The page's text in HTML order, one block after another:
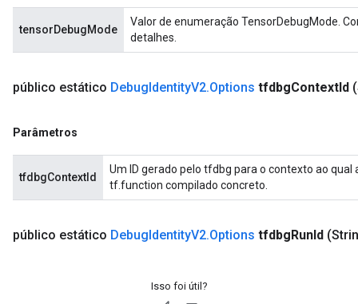
tensorDebugMode
Valor de enumeração TensorDebugMode.
detalhes.
público estático DebugIdentityV2.Options tfdbgContextId
Parâmetros
tfdbgContextId
Um ID gerado pelo tfdbg para o contexto ao
tf.function compilado concreto.
público estático DebugIdentityV2.Options tfdbgRunId
Isso foi útil?